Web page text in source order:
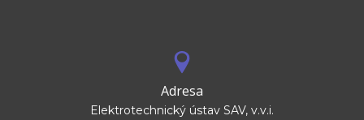
Adresa
Elektrotechnický ústav SAV, v.v.i.